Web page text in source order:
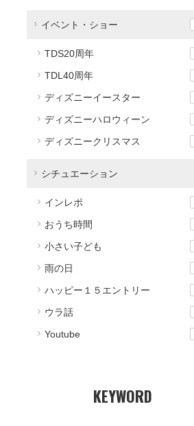
イベント・ショー
TDS20周年
TDL40周年
ディズニーイースター
ディズニーハロウィーン
ディズニークリスマス
シチュエーション
インレポ
おうち時間
小さい子ども
雨の日
ハッピー１５エントリー
ウラ話
Youtube
KEYWORD